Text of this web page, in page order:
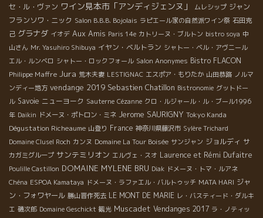
セ・ル・ヴァン ワイン見本市「アンディジェンヌ」 ムレシップ ジャン
フランソワ・ニック Salon B.B.B. Bojolais ラピエール家の自然派ワイン祭 石田克
己 グラナダ イオデ Aux Amis Paris 14e カトリーヌ・ブルトン bistro soya 中
山さん Mr. Yasuhiro Shibuya イヤン・ベルトラン シャトー・ベル・アヴニール
エル・ルンベロ シャトー・ロックフォール Salon Anonymes Bistro FLACON
Philippe Maffre Jura 荒木夫妻 LESTIGNAC エスポア・もりたか 山田恭路 ノルマ
ンディー地方 vendange 2019 Sebastien Chatillon Bistronomie グットドー
ル Savoie ニューヨーク Sauterne Cézanne クロ・ルジャール・ル・ブール1996
年 Daikin ドメーヌ・ポトロン・ミネ Jerome SAURIGNY Tokyo Kanda
Dégustation Richeaume 山登り France 神奈川県藤沢市 Sylère Trichard
Domaine Clusel Roch カンヌ Domaine La Tour Boisée サンジャン ジョルディ サ
カガミグループ サンテミリオン エルヴェ・スオ Laurence et Rémi Dufaitre
Poulille Castillon DOMAINE MYLENE BRU Diak ドメーヌ・トマ・ルアネ
Chéna ESPOA Kamataya ドメーヌ・ラファエル・バルトゥッチ MATA HARI ジャ
ン・フォワヤール 勝山晋作死去 LE MONT DE MARIE レ・バスティード・ダルキ
エ 磯次郎 Domaine Geschickt 観光 Muscadet Vendanges 2017 ラ・ノティッ